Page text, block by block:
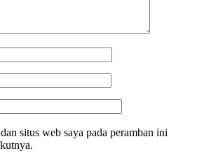
situs web saya pada peramban ini